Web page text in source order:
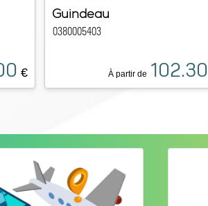
€
Guindeau
0380005403
À partir de 102.30